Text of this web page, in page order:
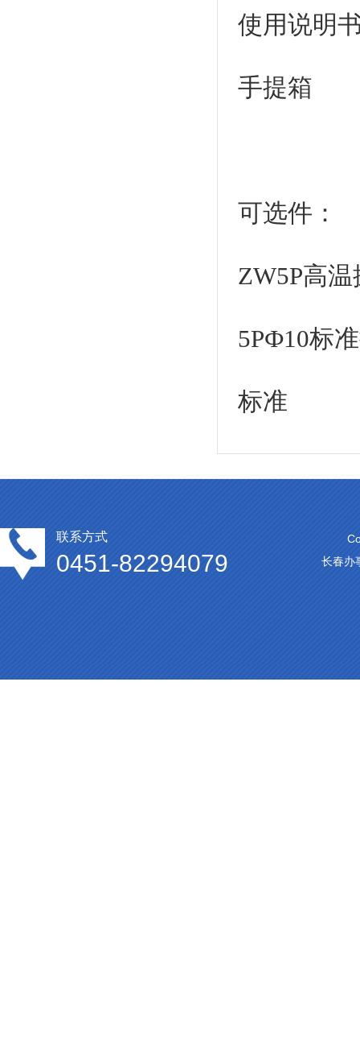
使用说
手提
可选件：
ZW5P高
5PФ10标
标准
联系方式
0451-82294079
长春办